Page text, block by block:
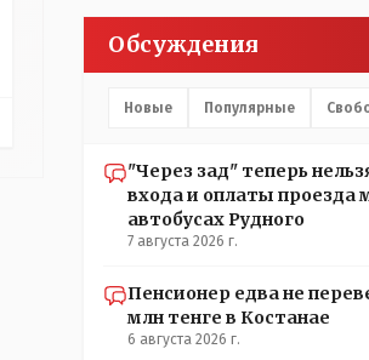
Кондуктор - помимо удобства -
рабочие места. Сколько людей
трудоустроить? Но зачем,
на дорогу смотреть, и оплату
нас прогресс почему-то идет с
руку. Любую хорошую задумку
похерить(
Обсуждения
Новые Популярные
"Через зад" теперь
входа и оплаты проезда
автобусах Рудного
7 августа 2026 г.
Пенсионер едва не
млн тенге в Костанае
6 августа 2026 г.